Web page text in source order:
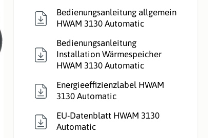
Rauchrohr Ø: 150mm
Speicherofen: Nein
Verbrennungsluft: Raumluftunabhängig
Verkleidungsmate
Bedienungsanleitung allgemein
HWAM 3130 Automatic
Bedienungsanleitung
Installation Wärmespeicher
HWAM 3130 Automatic
Energieeffizienzlabel HWAM
3130 Automatic
EU-Datenblatt HWAM 3130
Automatic